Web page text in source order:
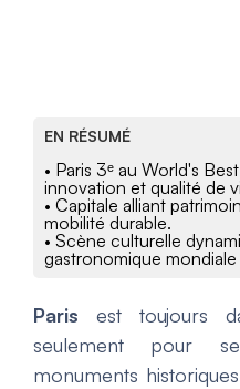
EN RÉSUMÉ
• Paris 3ᵉ au World's
innovation et qualité de
• Capitale alliant
mobilité durable.
• Scène culturelle
gastronomique
Paris est toujours
seulement pour
monuments